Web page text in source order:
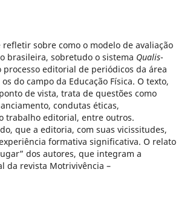
refletir sobre como o modelo de avaliação
brasileira, sobretudo o sistema Qualis-
processo editorial de periódicos da área
do campo da Educação Física. O texto,
de vista, trata de questões como
condutas éticas,
trabalho editorial, entre outros.
que a editoria, com suas vicissitudes,
formativa significativa. O relato
dos autores, que integram a
da revista Motrivivência –